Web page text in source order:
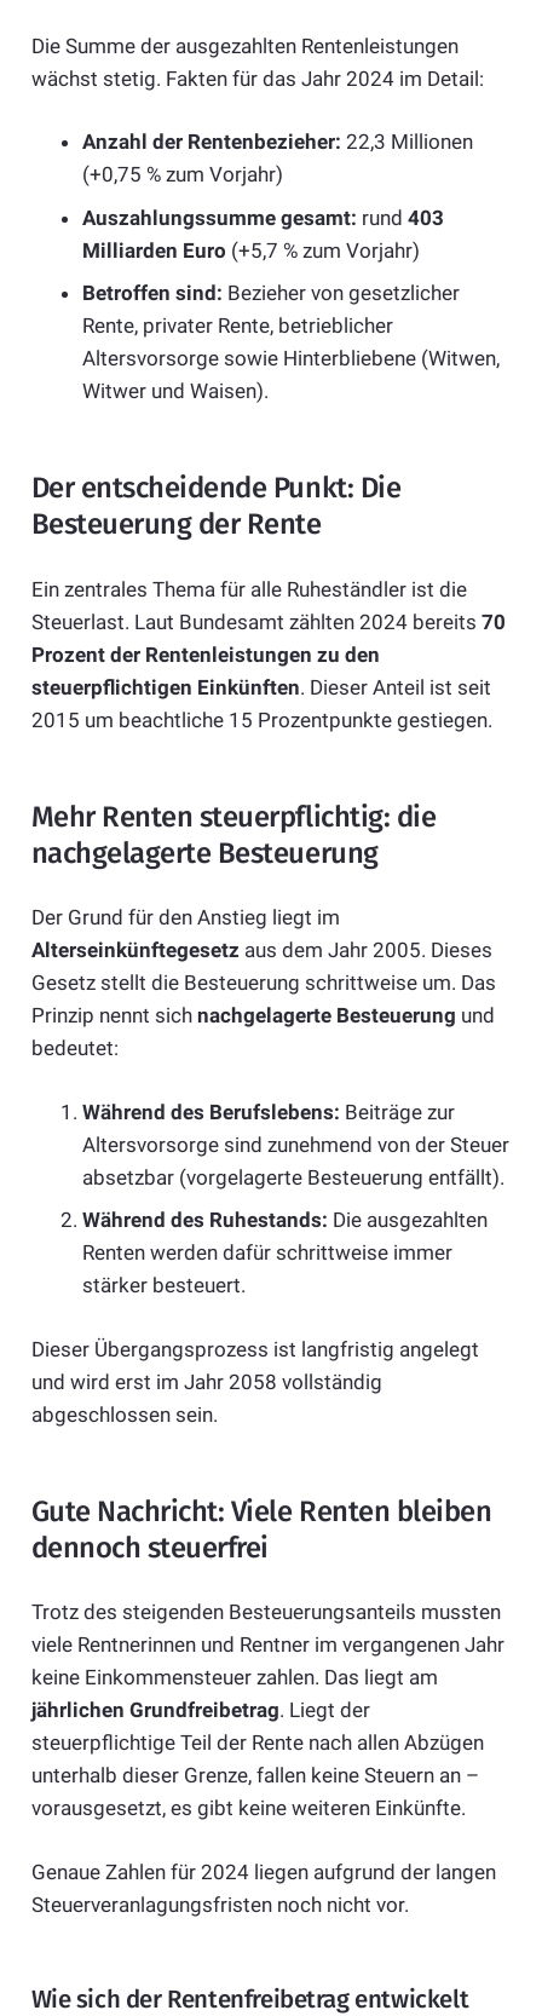
Die Summe der ausgezahlten Rentenleistungen
wächst stetig. Fakten für das Jahr 2024 im Detail:
Anzahl der Rentenbezieher: 22,3 Millionen
(+0,75 % zum Vorjahr)
Auszahlungssumme gesamt: rund 403
Milliarden Euro (+5,7 % zum Vorjahr)
Betroffen sind: Bezieher von gesetzlicher
Rente, privater Rente, betrieblicher
Altersvorsorge sowie Hinterbliebene (Witwen,
Witwer und Waisen).
Der entscheidende Punkt: Die
Besteuerung der Rente
Ein zentrales Thema für alle Ruheständler ist die
Steuerlast. Laut Bundesamt zählten 2024 bereits 70
Prozent der Rentenleistungen zu den
steuerpflichtigen Einkünften. Dieser Anteil ist seit
2015 um beachtliche 15 Prozentpunkte gestiegen.
Mehr Renten steuerpflichtig: die
nachgelagerte Besteuerung
Der Grund für den Anstieg liegt im
Alterseinkünftegesetz aus dem Jahr 2005. Dieses
Gesetz stellt die Besteuerung schrittweise um. Das
Prinzip nennt sich nachgelagerte Besteuerung und
bedeutet:
Während des Berufslebens: Beiträge zur
Altersvorsorge sind zunehmend von der Steuer
absetzbar (vorgelagerte Besteuerung entfällt).
Während des Ruhestands: Die ausgezahlten
Renten werden dafür schrittweise immer
stärker besteuert.
Dieser Übergangsprozess ist langfristig angelegt
und wird erst im Jahr 2058 vollständig
abgeschlossen sein.
Gute Nachricht: Viele Renten bleiben
dennoch steuerfrei
Trotz des steigenden Besteuerungsanteils mussten
viele Rentnerinnen und Rentner im vergangenen Jahr
keine Einkommensteuer zahlen. Das liegt am
jährlichen Grundfreibetrag. Liegt der
steuerpflichtige Teil der Rente nach allen Abzügen
unterhalb dieser Grenze, fallen keine Steuern an –
vorausgesetzt, es gibt keine weiteren Einkünfte.
Genaue Zahlen für 2024 liegen aufgrund der langen
Steuerveranlagungsfristen noch nicht vor.
Wie sich der Rentenfreibetrag entwickelt